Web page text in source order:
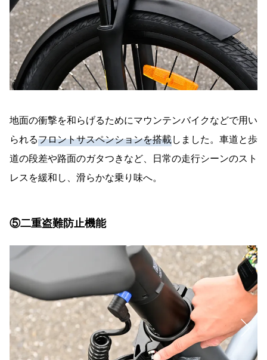
地面の衝撃を和らげるためにマウンテンバイクなどで用い
られるフロントサスペンションを搭載しました。車道と歩
道の段差や路面のガタつきなど、日常の走行シーンのスト
レスを緩和し、滑らかな乗り味へ。
⑤二重盗難防止機能